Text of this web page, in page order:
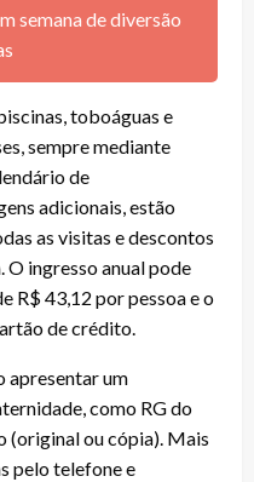
semana de diversão
toboáguas e
sempre mediante
de
adicionais, estão
as visitas e descontos
O ingresso anual pode
R$ 43,12 por pessoa e o
de crédito.
apresentar um
como RG do
(original ou cópia). Mais
pelo telefone e